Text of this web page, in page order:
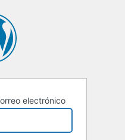
electrónico